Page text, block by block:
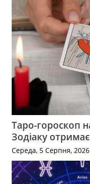
Таро-гороскоп
Зодіаку
Середа, 5 Серпня, 2026